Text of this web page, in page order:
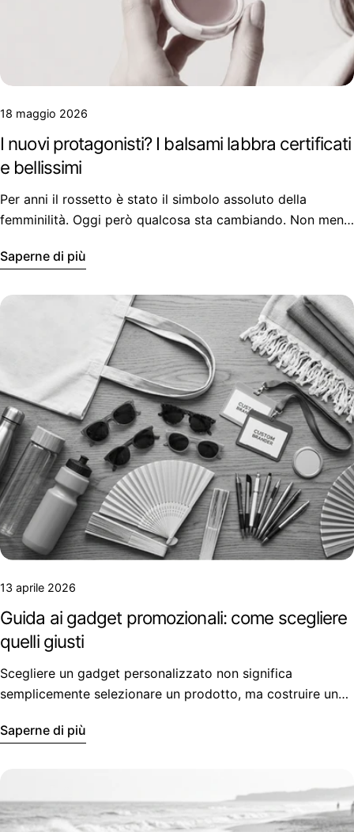
18 maggio 2026
I nuovi protagonisti? I balsami labbra certificati
e bellissimi
Per anni il rossetto è stato il simbolo assoluto della
femminilità. Oggi però qualcosa sta cambiando. Non meno
Saperne di più
13 aprile 2026
Guida ai gadget promozionali: come scegliere
quelli giusti
Scegliere un gadget personalizzato non significa
semplicemente selezionare un prodotto, ma costruire uno
Saperne di più